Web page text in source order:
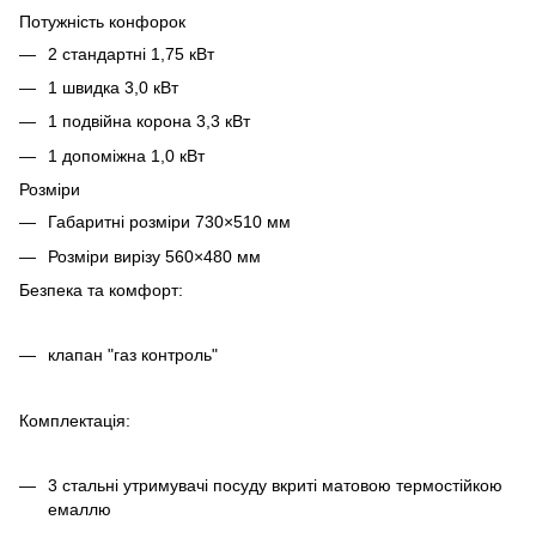
Потужність конфорок
2 стандартні 1,75 кВт
1 швидка 3,0 кВт
1 подвійна корона 3,3 кВт
1 допоміжна 1,0 кВт
Розміри
Габаритні розміри 730×510 мм
Розміри вирізу 560×480 мм
Безпека та комфорт:
клапан "газ контроль"
Комплектація:
3 стальні утримувачі посуду вкриті матовою термостійкою
емаллю